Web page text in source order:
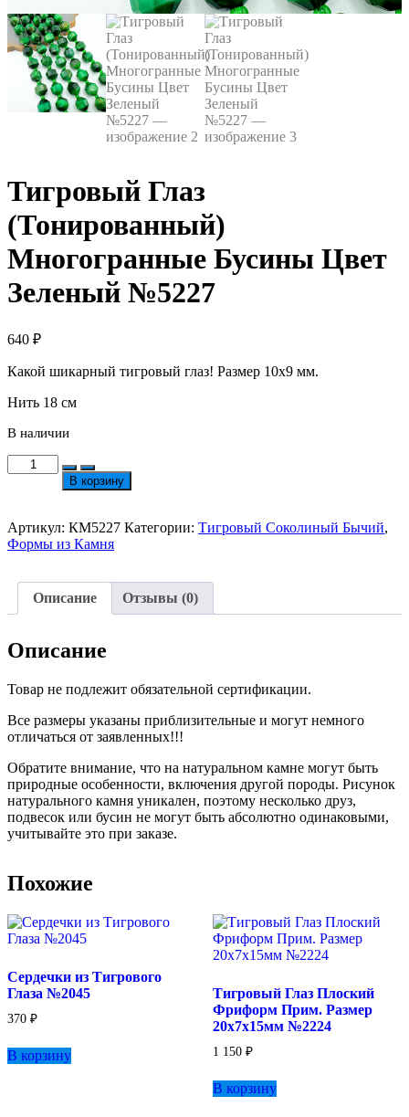
Тигровый Глаз
(Тонированный)
Многогранные Бусины Цвет
Зеленый №5227
640 ₽
Какой шикарный тигровый глаз! Размер 10х9 мм.
Нить 18 см
В наличии
Количество
товара
Тигровый
(Тонированный)
Многогранные
Зеленый
№5227
В корзину
Артикул: КМ5227 Категории: Тигровый Соколиный Бычий,
Формы из Камня
Описание Отзывы (0)
Описание
Товар не подлежит обязательной сертификации.
Все размеры указаны приблизительные и могут немного
отличаться от заявленных!!!
Обратите внимание, что на натуральном камне могут быть
природные особенности, включения другой породы. Рисунок
натурального камня уникален, поэтому несколько друз,
подвесок или бусин не могут быть абсолютно одинаковыми,
учитывайте это при заказе.
Похожие
Сердечки из Тигрового
Глаза №2045
370 ₽
В корзину
Тигровый Глаз Плоский
Фриформ Прим. Размер
20х7х15мм №2224
1 150 ₽
В корзину